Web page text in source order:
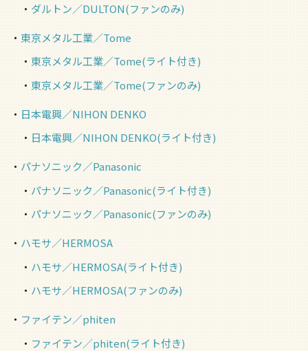
ダルトン／DULTON(ファンのみ)
東京メタル工業／Tome
東京メタル工業／Tome(ライト付き)
東京メタル工業／Tome(ファンのみ)
日本電興／NIHON DENKO
日本電興／NIHON DENKO(ライト付き)
パナソニック／Panasonic
パナソニック／Panasonic(ライト付き)
パナソニック／Panasonic(ファンのみ)
ハモサ／HERMOSA
ハモサ／HERMOSA(ライト付き)
ハモサ／HERMOSA(ファンのみ)
ファイテン／phiten
ファイテン／phiten(ライト付き)